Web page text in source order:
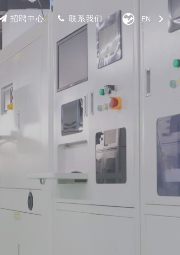
招聘中心 联系我们 EN